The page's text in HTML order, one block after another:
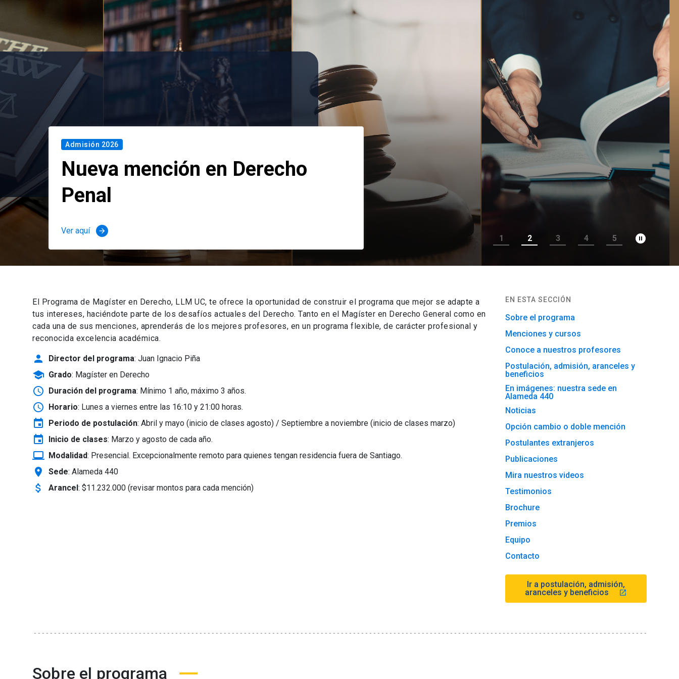
Admisión 2026
Nueva mención en Derecho
Penal
Ver aquí arrow_forward
1 2 3 4 5 pause_circle_filled
El Programa de Magíster en Derecho, LLM UC, te ofrece la oportunidad de construir el programa que mejor se adapte a
tus intereses, haciéndote parte de los desafíos actuales del Derecho. Tanto en el Magíster en Derecho General como en
cada una de sus menciones, aprenderás de los mejores profesores, en un programa flexible, de carácter profesional y
reconocida excelencia académica.
person Director del programa: Juan Ignacio Piña
school Grado: Magíster en Derecho
schedule Duración del programa: Mínimo 1 año, máximo 3 años.
schedule Horario: Lunes a viernes entre las 16:10 y 21:00 horas.
event Periodo de postulación: Abril y mayo (inicio de clases agosto) / Septiembre a noviembre (inicio de clases marzo)
event Inicio de clases: Marzo y agosto de cada año.
laptop_windows Modalidad: Presencial. Excepcionalmente remoto para quienes tengan residencia fuera de Santiago.
location_on Sede: Alameda 440
attach_money Arancel: $11.232.000 (revisar montos para cada mención)
EN ESTA SECCIÓN
Sobre el programa
Menciones y cursos
Conoce a nuestros profesores
Postulación, admisión, aranceles y
beneficios
En imágenes: nuestra sede en
Alameda 440
Noticias
Opción cambio o doble mención
Postulantes extranjeros
Publicaciones
Mira nuestros videos
Testimonios
Brochure
Premios
Equipo
Contacto
Ir a postulación, admisión,
aranceles y beneficios
launch
Sobre el programa